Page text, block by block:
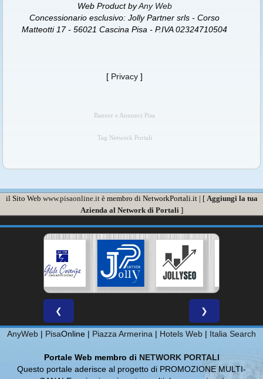
Web Product byAny Web
Concessionario esclusivo: Jolly Partner srls - Corso
Matteotti 17 - 56021 Cascina Pisa - P.IVA 02324710504
[ Privacy ]
Banner e Annunci Pisa
Tag Network Portali
il Sito Web www.pisaonline.itè membro di NetworkPortali.it | [ Aggiungi la tua
Azienda al Network di Portali ]
❮ ❯
AnyWeb | PisaOnline | Piazza Armerina | Hotels Web | Italia Search
Portale Web membro di NETWORK PORTALI
Questo portale aderisce al progetto di PROMOZIONE MULTI-